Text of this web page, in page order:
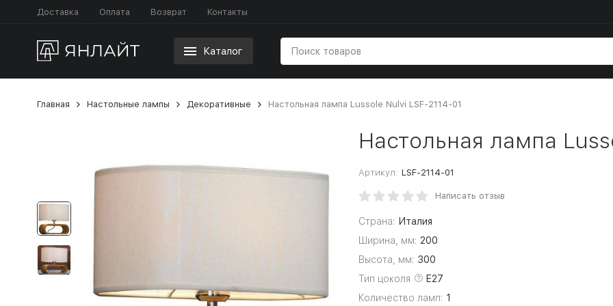
Доставка Оплата Возврат Контакты
Каталог
Главная Настольные лампы Декоративные Настольная лампа Lussole Nulvi LSF-2114-01
Настольная лампа
Артикул: LSF-2114-01
Написать отзыв
Страна: Италия
Ширина, мм: 200
Высота, мм: 300
Тип цоколя
E27
Количество ламп: 1